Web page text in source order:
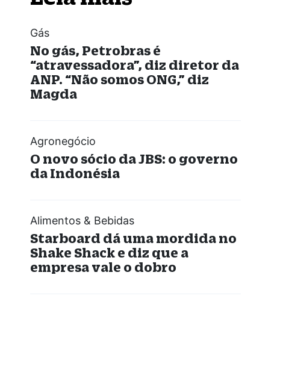
Gás
No gás, Petrobras é
“atravessadora”, diz diretor da
ANP. “Não somos ONG,” diz
Magda
Agronegócio
O novo sócio da JBS: o governo
da Indonésia
Alimentos & Bebidas
Starboard dá uma mordida no
Shake Shack e diz que a
empresa vale o dobro